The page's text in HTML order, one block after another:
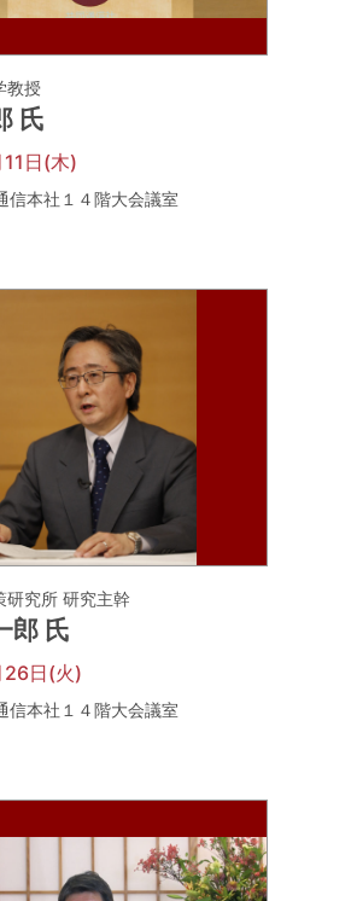
教授
氏
日(木)
信本社１４階大会議室
研究所 研究主幹
郎 氏
日(火)
信本社１４階大会議室